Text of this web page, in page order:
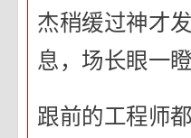
杰稍缓过神才
息，场长眼一
跟前的工程师